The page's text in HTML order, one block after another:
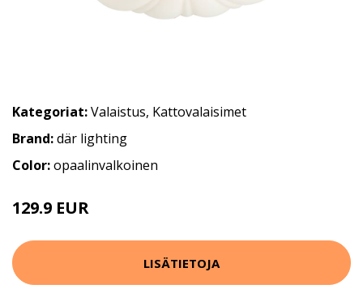
Kategoriat:Valaistus, Kattovalaisimet
Brand:där lighting
Color:opaalinvalkoinen
129.9 EUR
LISÄTIETOJA